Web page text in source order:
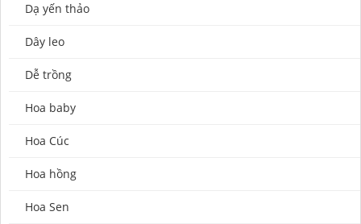
Dạ yến thảo
Dây leo
Dễ trồng
Hoa baby
Hoa Cúc
Hoa hồng
Hoa Sen